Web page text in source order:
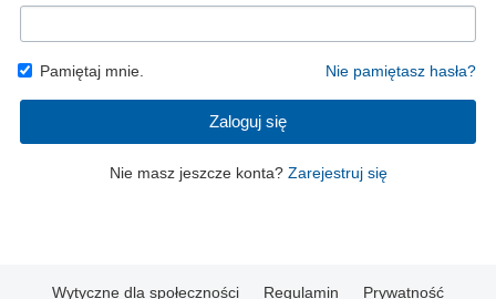
Pamiętaj mnie. Nie pamiętasz hasła?
Zaloguj się
Nie masz jeszcze konta? Zarejestruj się
Wytyczne dla społeczności Regulamin Prywatność